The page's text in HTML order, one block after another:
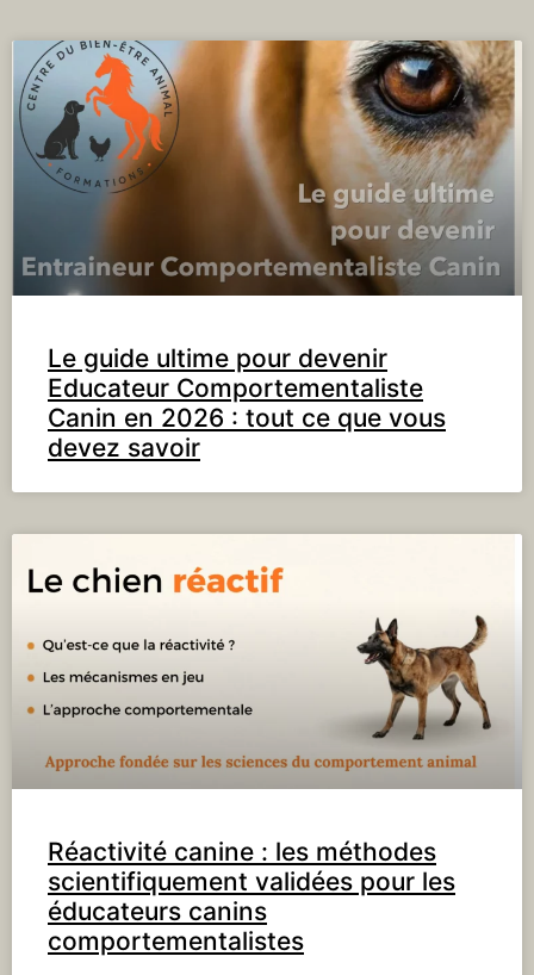
Le guide ultime pour devenir
Educateur Comportementaliste
Canin en 2026 : tout ce que vous
devez savoir
Réactivité canine : les méthodes
scientifiquement validées pour les
éducateurs canins
comportementalistes